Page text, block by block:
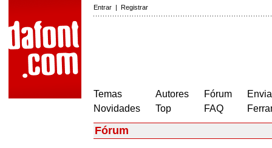
Entrar | Registrar
Temas
Novidades
Autores
Top
Fórum
FAQ
Fórum